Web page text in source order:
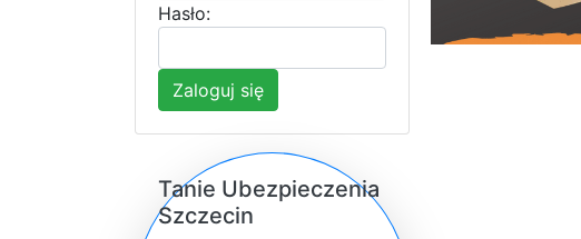
Hasło:
Zaloguj się
Tanie Ubezpieczenia
Szczecin